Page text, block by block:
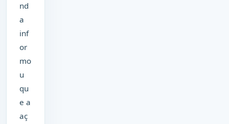
nd
a
inf
or
mo
u
qu
e a
aç